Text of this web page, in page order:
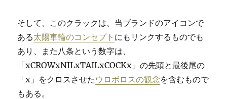
そして、このクラックは、当ブランドのアイコンで
ある太陽車輪のコンセプト にもリンクするものでも
あり、また八条という数字は、
「xCROWxNILxTAILxCOCKx」の先頭と最後尾の
「x」をクロスさせた ウロボロスの観念を含むもので
もある。